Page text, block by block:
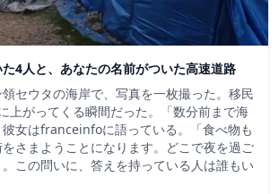
4人と、あなたの名前がついた高速道路
セウタの海岸で、写真を一枚撮った。移民
上がってくる瞬間だった。「数分前まで海
女はfranceinfoに語っている。「食べ物も
さまようことになります。どこで夜を過ご
この問いに、答えを持っている人は誰もい